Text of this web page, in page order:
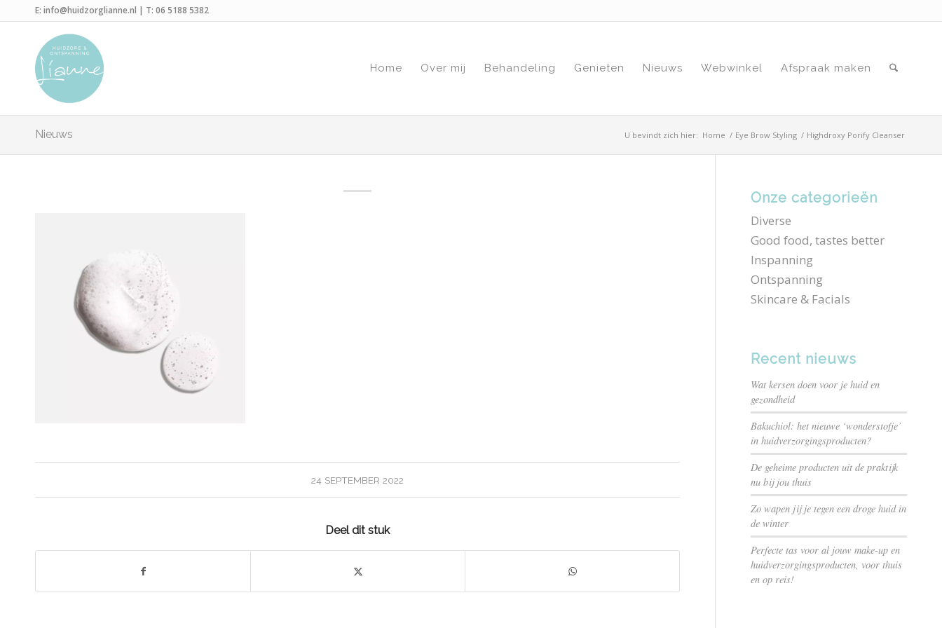
E: info@huidzorglianne.nl | T: 06 5188 5382
Home Over mij Behandeling Genieten Nieuws Webwinkel Afspraak maken
Nieuws U bevindt zich hier: Home / Eye Brow Styling / Highdroxy Porify Cleanser
24 SEPTEMBER 2022
Deel dit stuk
Onze categorieën
Diverse
Good food, tastes better
Inspanning
Ontspanning
Skincare & Facials
Recent nieuws
Wat kersen doen voor je huid en
gezondheid
Bakuchiol: het nieuwe ‘wonderstofje’
in huidverzorgingsproducten?
De geheime producten uit de praktijk
nu bij jou thuis
Zo wapen jij je tegen een droge huid in
de winter
Perfecte tas voor al jouw make-up en
huidverzorgingsproducten, voor thuis
en op reis!